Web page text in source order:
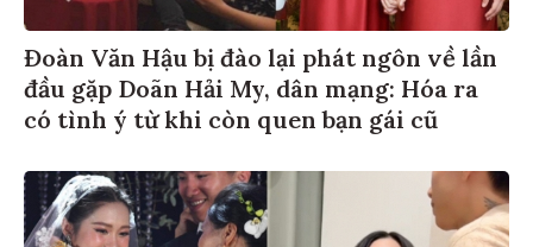
Đoàn Văn Hậu bị đào lại phát ngôn về lần
đầu gặp Doãn Hải My, dân mạng: Hóa ra
có tình ý từ khi còn quen bạn gái cũ